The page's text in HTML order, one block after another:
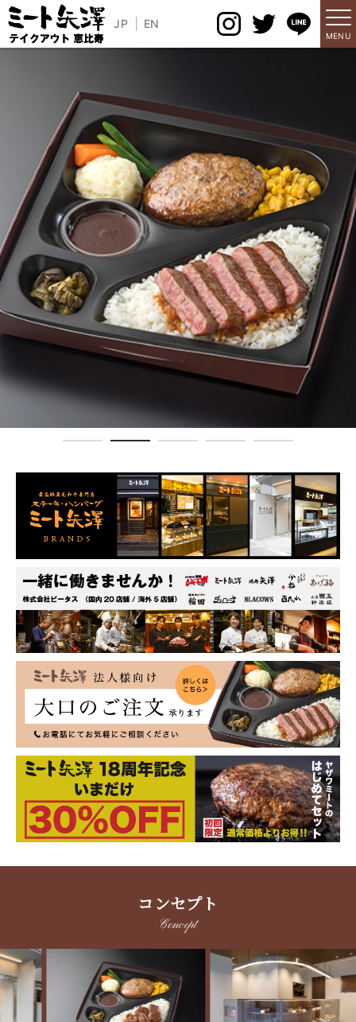
EN
JP
MENU
メニュー
アレルギー情報
店舗情報
パートナーズシップ
求人情報
コンセプト
Concept